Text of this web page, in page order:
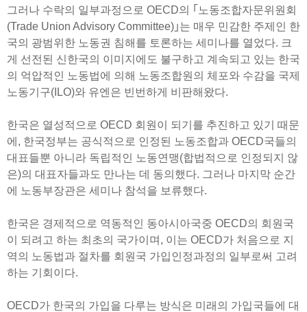
그러나 수락의 일부과정으로 OECD의 ｢노동조합자문위원회
(Trade Union Advisory Committee)｣는 매우 민감한 주제인 한
국의 광범위한 노동권 침해를 토론하는 세미나를 열었다. 크
게 선전된 신한국의 이미지에도 불구하고 계속되고 있는 한국
의 억압적인 노동법에 의해 노동조합원의 체포와 수감을 국제
노동기구(ILO)와 유엔은 빈번하게 비판해왔다.
한국은 열성적으로 OECD 회원이 되기를 추진하고 있기 때문
에, 한국정부는 공식적으로 인정된 노동조합과 OECD국들의
대표들뿐 아니라 독립적인 노동연맹(합법적으로 인정되지 않
은)의 대표자들과도 만나는 데 동의했다. 그러나 마지막 순간
에 노동부장관은 세미나 참석을 보류했다.
한국은 경제적으로 역동적인 동아시아국중 OECD의 회원국
이 되려고 하는 최초의 국가이며, 이는 OECD가 처음으로 지
역의 노동법과 절차를 회원국 가입인정과정의 일부로써 고려
하는 기회이다.
OECD가 한국의 가입을 다루는 방식은 미래의 가입국들에 대